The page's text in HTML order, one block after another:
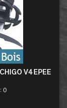
V4 EPEE
0